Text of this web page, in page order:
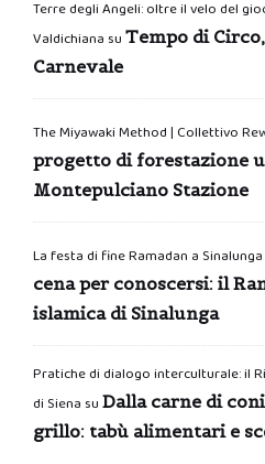
Terre degli Angeli: oltre il velo del
Valdichiana su Tempo di
Carnevale
The Miyawaki Method | Collettivo
progetto di forestazione
Montepulciano Stazione
La festa di fine Ramadan a
cena per conoscersi: il
islamica di Sinalunga
Pratiche di dialogo interculturale: il
di Siena su Dalla carne di
grillo: tabù alimentari e